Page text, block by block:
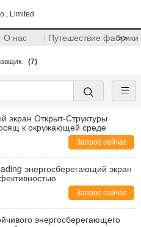
Limited
О нас Путешествие фабрики
>>
(7)
экран Открыт-Структуры
к окружающей среде
Запрос сейчас
энергосберегающий экран
Запрос сейчас
энергосберегающего